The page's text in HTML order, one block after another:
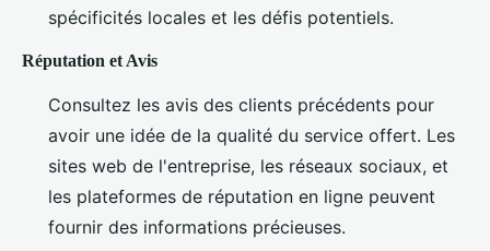
spécificités locales et les défis potentiels.
Réputation et Avis
Consultez les avis des clients précédents pour
avoir une idée de la qualité du service offert. Les
sites web de l'entreprise, les réseaux sociaux, et
les plateformes de réputation en ligne peuvent
fournir des informations précieuses.